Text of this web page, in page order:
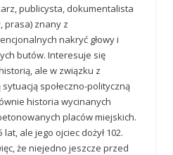
publicysta, dokumentalista
prasa) znany z
nakryć głowy i
butów. Interesuje się
ale w związku z
społeczno-polityczną
historia wycinanych
placów miejskich.
lat, ale jego ojciec dożył 102.
że niejedno jeszcze przed